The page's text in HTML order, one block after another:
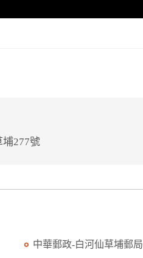
277號
中華郵政-白河仙草埔郵局